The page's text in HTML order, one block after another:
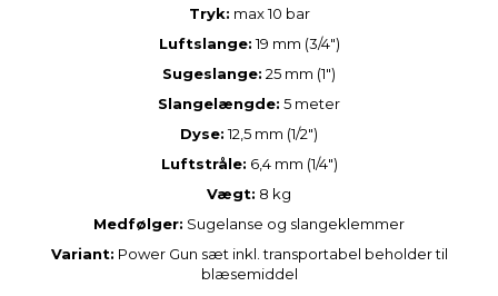
Tryk: max 10 bar
Luftslange:19 mm (3/4")
Sugeslange: 25 mm (1")
Slangelængde: 5 meter
Dyse:12,5 mm (1/2")
Luftstråle: 6,4 mm (1/4")
Vægt: 8 kg
Medfølger: Sugelanse og slangeklemmer
Variant: Power Gun sæt inkl. transportabel beholder til
blæsemiddel